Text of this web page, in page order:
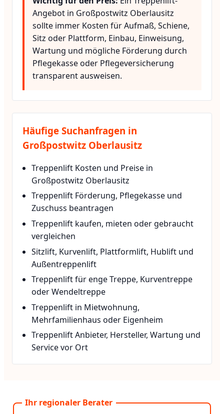
Angebot in Großpostwitz Oberlausitz
sollte immer Kosten für Aufmaß, Schiene,
Sitz oder Plattform, Einbau, Einweisung,
Wartung und mögliche Förderung durch
Pflegekasse oder Pflegeversicherung
transparent ausweisen.
Häufige Suchanfragen in
Großpostwitz Oberlausitz
Treppenlift Kosten und Preise in
Großpostwitz Oberlausitz
Treppenlift Förderung, Pflegekasse und
Zuschuss beantragen
Treppenlift kaufen, mieten oder gebraucht
vergleichen
Sitzlift, Kurvenlift, Plattformlift, Hublift und
Außentreppenlift
Treppenlift für enge Treppe, Kurventreppe
oder Wendeltreppe
Treppenlift in Mietwohnung,
Mehrfamilienhaus oder Eigenheim
Treppenlift Anbieter, Hersteller, Wartung und
Service vor Ort
Ihr regionaler Berater